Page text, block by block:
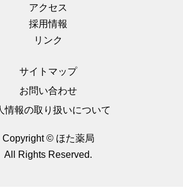
アクセス
採用情報
リンク
サイトマップ
お問い合わせ
情報の取り扱いについて
Copyright © ほた薬局
All Rights Reserved.